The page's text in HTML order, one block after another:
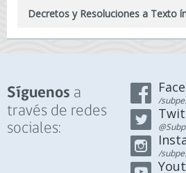
Decretos y Resoluciones a Texto
Síguenos a
través de redes
sociales:
/
/